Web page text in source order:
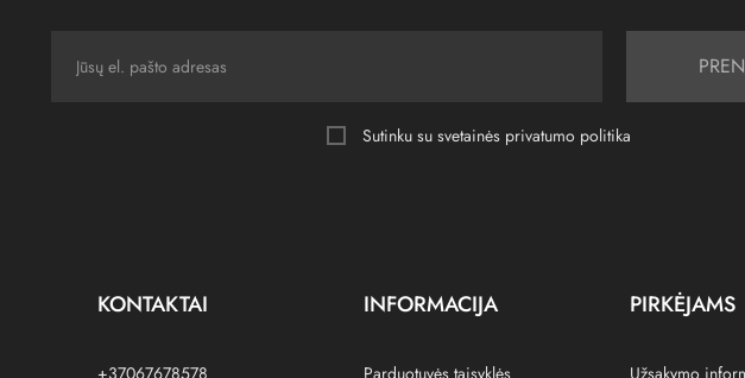
Sutinku su svetainės privatumo politika
KONTAKTAI
+37067678578
INFORMACIJA
Parduotuvės taisyklės
PIRKĖJAMS
Užsakymo